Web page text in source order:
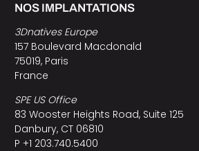
NOS IMPLANTATIONS
3Dnatives Europe
157 Boulevard Macdonald
75019, Paris
France
SPE US Office
83 Wooster Heights Road, Suite 125
Danbury, CT 06810
P +1 203.740.5400